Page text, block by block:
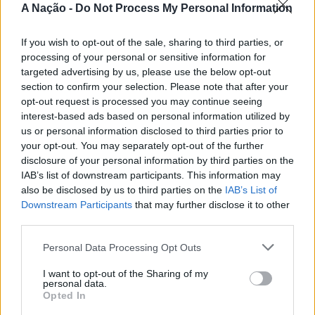
A Nação - Do Not Process My Personal Information
If you wish to opt-out of the sale, sharing to third parties, or
processing of your personal or sensitive information for
targeted advertising by us, please use the below opt-out
section to confirm your selection. Please note that after your
opt-out request is processed you may continue seeing
interest-based ads based on personal information utilized by
us or personal information disclosed to third parties prior to
your opt-out. You may separately opt-out of the further
disclosure of your personal information by third parties on the
IAB’s list of downstream participants. This information may
also be disclosed by us to third parties on the IAB’s List of
Downstream Participants that may further disclose it to other
Personal Data Processing Opt Outs
I want to opt-out of the Sharing of my
personal data.
Opted In
de vento das comunidades costeiras, promovendo o
território através do mar e das suas condições naturais.
Nas palavras de Pedro Mota, De todas as etapas do
Nortada Ocean Rides, este evento é o que mais precisa
da “nortada” como apoio, porque sem vento não há
kitesurf.
A presença da Nortada vai mais uma vez, alem da
competição. O que queremos é fazer parte deste
movimento que promove o encontro entre atletas,
visitantes e a comunidade local. Que a marca Nortada
valorizando o património natural e a relação de
Nortada.
CONTINUAR A LER
ATUALIDADE
Cinco projetos de Cascais finalistas
em iniciativa europeia
23 horas atrás on
05/08/2026
Por Ígor Lopes
Vencedores serão anunciados no “Innovation in Politics
Awards,” a 30 de outubro de 2026, no Centro de
Participação cívica, Juventude, Educação, Emprego e